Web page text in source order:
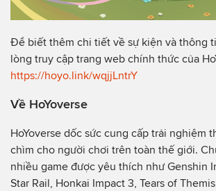
Để biết thêm chi tiết về sự kiện và thông
lòng truy cập trang web chính thức của
https://hoyo.link/wqjjLntrY
Về HoYoverse
HoYoverse dốc sức cung cấp trải nghiệm
chìm cho người chơi trên toàn thế giới.
nhiều game được yêu thích như Genshin
Star Rail, Honkai Impact 3, Tears of